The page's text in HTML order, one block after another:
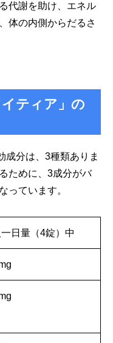
代謝を助け、エネル
体の内側からだるさ
イティア」の
成分は、3種類ありま
ために、3成分がバ
っています。
一日量（4錠）中